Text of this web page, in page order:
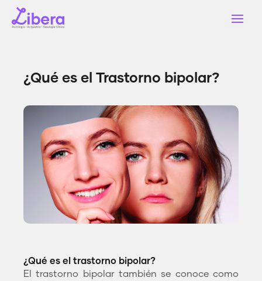
¿Qué es el Trastorno bipolar?
¿Qué es el trastorno bipolar?
El trastorno bipolar también se conoce como